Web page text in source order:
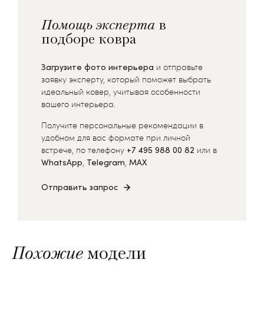
Помощь эксперта в
подборе ковра
Загрузите фото интерьера и отправьте
заявку эксперту, который поможет выбрать
идеальный ковер, учитывая особенности
вашего интерьера.
Получите персональные рекомендации в
удобном для вас формате при личной
встрече, по телефону +7 495 988 00 82 или в
WhatsApp, Telegram, MAX
Отправить запрос
Похожиемодели